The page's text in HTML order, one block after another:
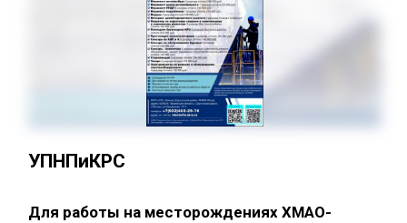
УПНПиКРС
Для работы на месторождениях ХМАО-